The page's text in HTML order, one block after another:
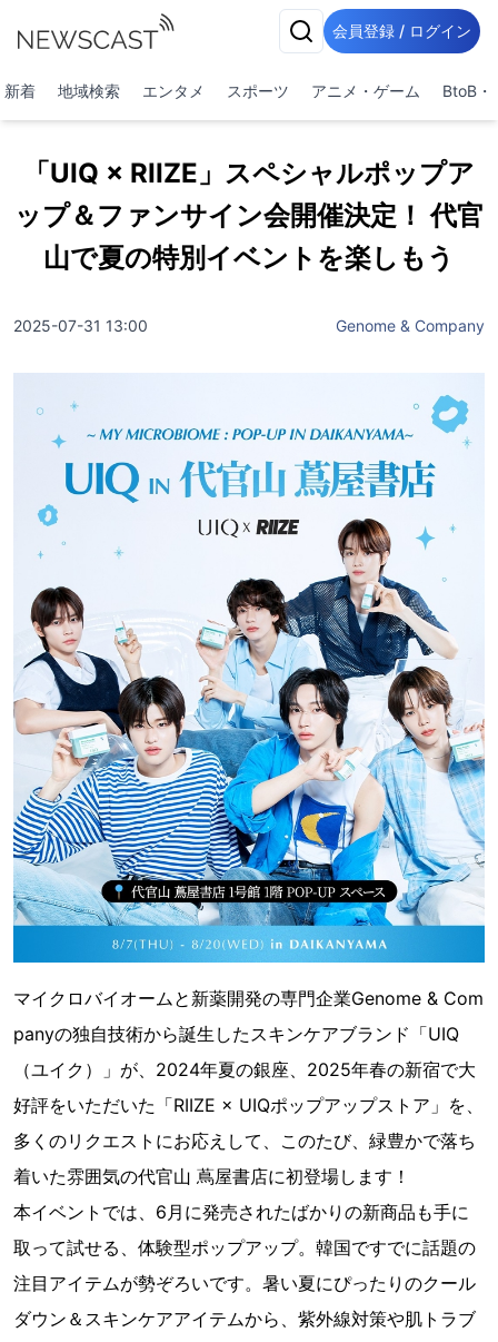
会員登録 / ログイン
新着 地域検索 エンタメ スポーツ アニメ・ゲーム BtoB・
「UIQ × RIIZE」スペシャルポップア
ップ＆ファンサイン会開催決定！ 代官
山で夏の特別イベントを楽しもう
2025-07-31 13:00 Genome & Company
マイクロバイオームと新薬開発の専門企業Genome & Com
panyの独自技術から誕生したスキンケアブランド「UIQ
（ユイク）」が、2024年夏の銀座、2025年春の新宿で大
好評をいただいた「RIIZE × UIQポップアップストア」を、
多くのリクエストにお応えして、このたび、緑豊かで落ち
着いた雰囲気の代官山 蔦屋書店に初登場します！
本イベントでは、6月に発売されたばかりの新商品も手に
取って試せる、体験型ポップアップ。韓国ですでに話題の
注目アイテムが勢ぞろいです。暑い夏にぴったりのクール
ダウン＆スキンケアアイテムから、紫外線対策や肌トラブ